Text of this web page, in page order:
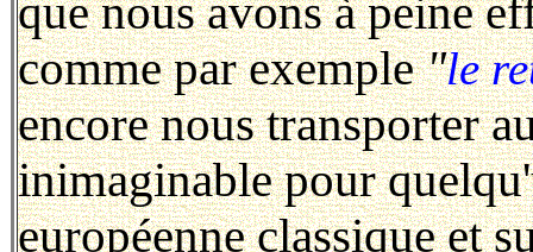
que nous avons à peine
comme par exemple"le
encore nous transporter
inimaginable pour
européenne classique et